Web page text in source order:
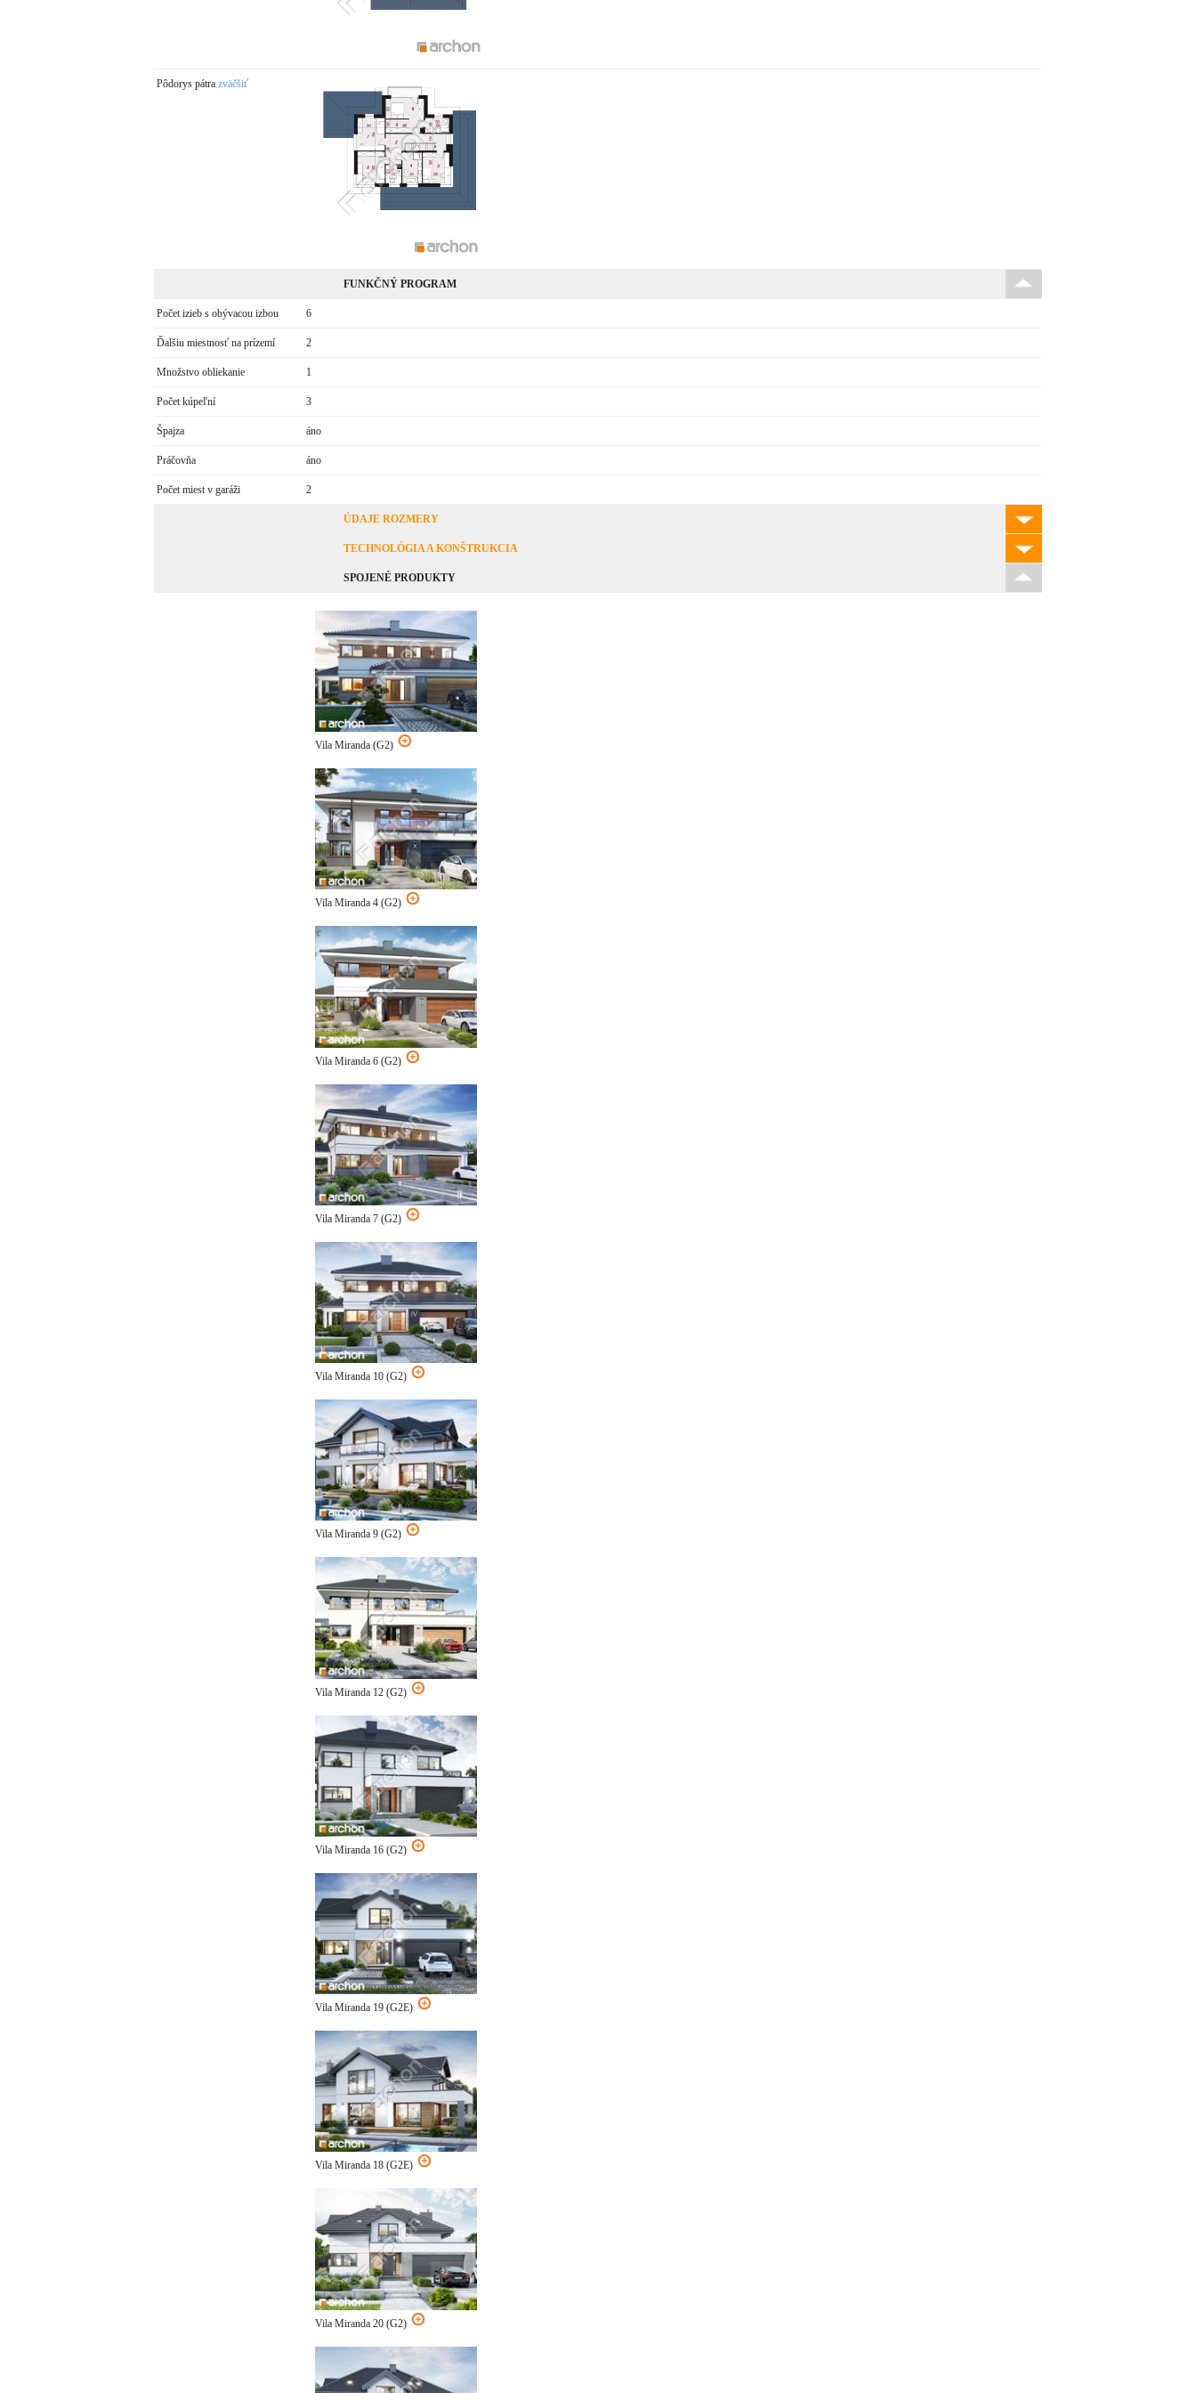
Pôdorys pátra zväčšiť
FUNKČNÝ PROGRAM
Počet izieb s obývacou izbou 6
Ďalšiu miestnosť na prízemí 2
Množstvo obliekanie 1
Počet kúpeľní 3
Špajza áno
Práčovňa áno
Počet miest v garáži 2
ÚDAJE ROZMERY
TECHNOLÓGIA A KONŠTRUKCIA
SPOJENÉ PRODUKTY
Vila Miranda (G2)
Vila Miranda 4 (G2)
Vila Miranda 6 (G2)
Vila Miranda 7 (G2)
Vila Miranda 10 (G2)
Vila Miranda 9 (G2)
Vila Miranda 12 (G2)
Vila Miranda 16 (G2)
Vila Miranda 19 (G2E)
Vila Miranda 18 (G2E)
Vila Miranda 20 (G2)